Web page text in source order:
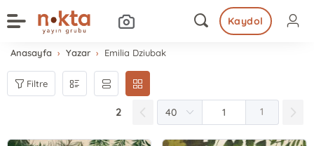
Kaydol
Anasayfa Yazar Emilia Dziubak
Filtre
2 1